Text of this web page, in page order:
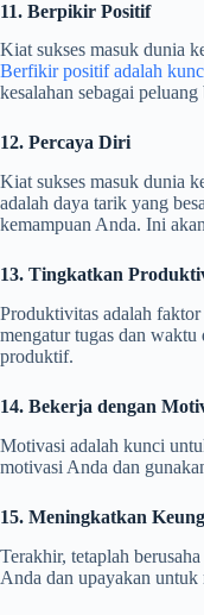
11. Berpikir Positif
Kiat sukses masuk dunia
Berfikir positif adalah
kesalahan sebagai
12. Percaya Diri
Kiat sukses masuk dunia
adalah daya tarik yang
kemampuan Anda. Ini
13. Tingkatkan
Produktivitas adalah faktor
mengatur tugas dan
produktif.
14. Bekerja dengan
Motivasi adalah kunci
motivasi Anda dan
15. Meningkatkan
Terakhir, tetaplah
Anda dan upayakan